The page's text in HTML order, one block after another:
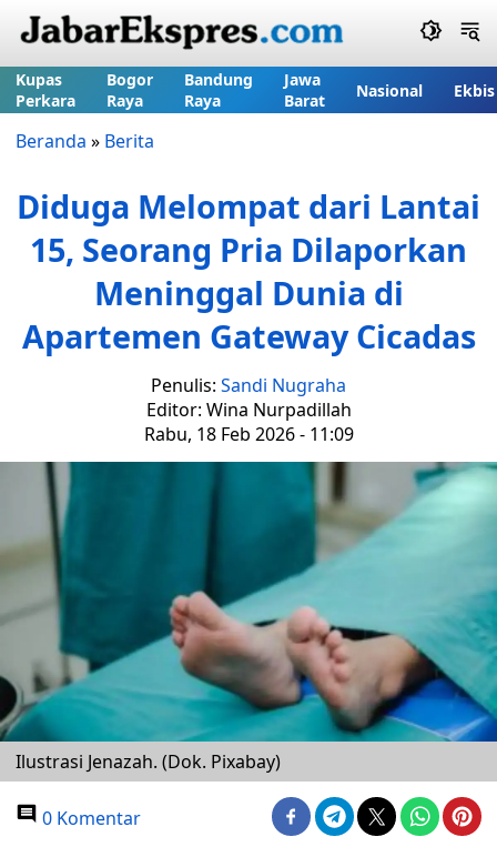
Kupas
Perkara
Bogor
Raya
Bandung
Raya
Jawa
Barat
Nasional Ekbis
Beranda » Berita
Diduga Melompat dari Lantai
15, Seorang Pria Dilaporkan
Meninggal Dunia di
Apartemen Gateway Cicadas
Penulis: Sandi Nugraha
Editor: Wina Nurpadillah
Rabu, 18 Feb 2026 - 11:09
Ilustrasi Jenazah. (Dok. Pixabay)
0 Komentar